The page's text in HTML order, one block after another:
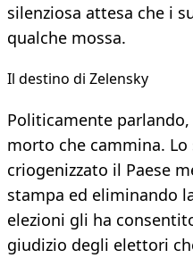
silenziosa attesa che i
qualche mossa.
Il destino di Zelensky
Politicamente
morto che cammina. Lo
criogenizzato il Paese
stampa ed eliminando
elezioni gli ha
giudizio degli elettori